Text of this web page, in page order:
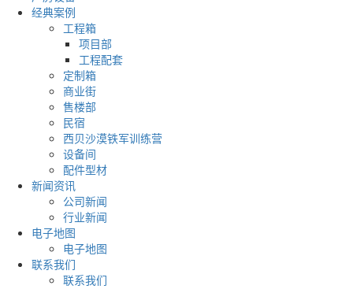
经典案例
工程箱
项目部
工程配套
定制箱
商业街
售楼部
民宿
西贝沙漠铁军训练营
设备间
配件型材
新闻资讯
公司新闻
行业新闻
电子地图
电子地图
联系我们
联系我们